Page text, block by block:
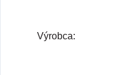
Výrobca: